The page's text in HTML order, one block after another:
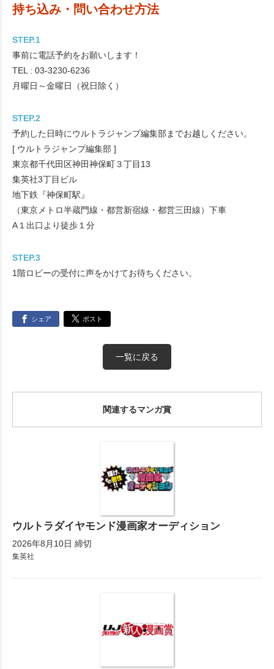
持ち込み・問い合わせ方法
STEP.1
事前に電話予約をお願いします！
TEL : 03‑3230‑6236
月曜日～金曜日（祝日除く）
STEP.2
予約した日時にウルトラジャンプ編集部までお越しください。
[ ウルトラジャンプ編集部 ]
東京都千代田区神田神保町３丁目13
集英社3丁目ビル
地下鉄『神保町駅』
（東京メトロ半蔵門線・都営新宿線・都営三田線）下車
A１出口より徒歩１分
STEP.3
1階ロビーの受付に声をかけてお待ちください。
シェア ポスト
一覧に戻る
関連するマンガ賞
ウルトラダイヤモンド漫画家オーディション
2026年8月10日 締切
集英社